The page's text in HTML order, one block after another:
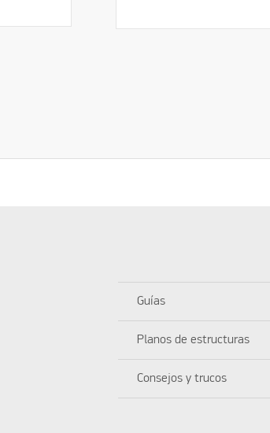
Guías
Planos de estructuras
Consejos y trucos